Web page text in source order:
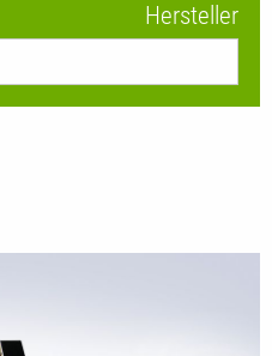
Hersteller